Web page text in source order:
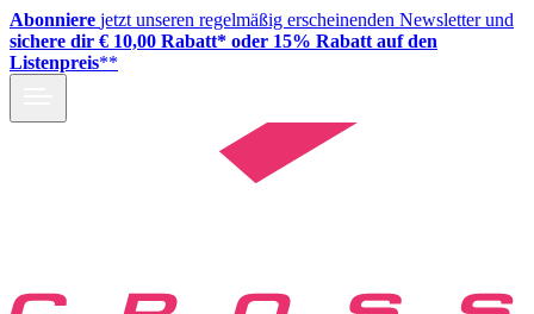
Abonniere jetzt unseren regelmäßig erscheinenden Newsletter und
sichere dir € 10,00 Rabatt* oder 15% Rabatt auf den
Listenpreis**